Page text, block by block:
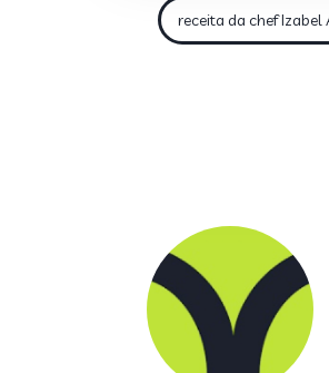
receita da chef Izabel